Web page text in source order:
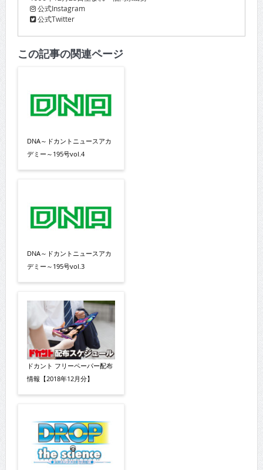
公式Instagram
公式Twitter
この記事の関連ページ
DNA～ドカントニュースアカ
デミー～195号vol.4
DNA～ドカントニュースアカ
デミー～195号vol.3
ドカント フリーペーパー配布
情報【2018年12月分】